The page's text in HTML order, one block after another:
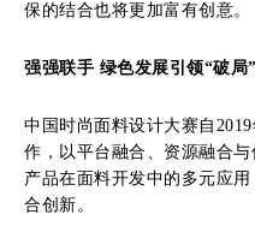
保的结合也将更加富有创意。
强强联手 绿色发展引领“破局
中国时尚面料设计大赛自
作，以平台融合、资源融合
产品在面料开发中的多元应
合创新。